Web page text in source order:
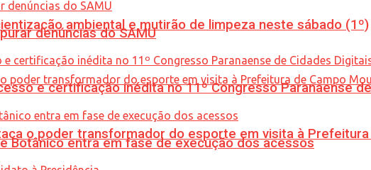
ambiental e mutirão de limpeza neste sábado (1º)
o poder transformador do esporte em visita à
denúncias do SAMU
e certificação inédita no 11º Congresso Paranaense
Botânico entra em fase de execução dos acessos